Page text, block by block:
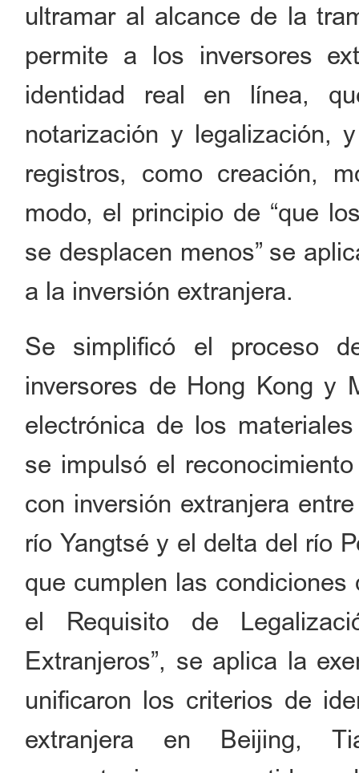
ultramar al alcance de la
permite a los inversores
identidad real en línea,
notarización y legalización,
registros, como creación,
modo, el principio de “que
se desplacen menos” se
a la inversión extranjera.
Se simplificó el proceso
inversores de Hong Kong y
electrónica de los
se impulsó el
con inversión extranjera
río Yangtsé y el delta del río
que cumplen las condiciones
el Requisito de
Extranjeros”, se aplica la
unificaron los criterios de
extranjera en Beijing,